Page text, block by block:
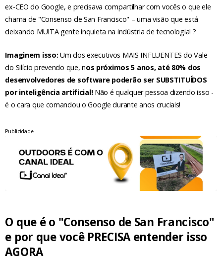
ex-CEO do Google, e precisava compartilhar com vocês o que ele
chama de "Consenso de San Francisco" – uma visão que está
deixando MUITA gente inquieta na indústria de tecnologia! ?
Imaginem isso:Um dos executivos MAIS INFLUENTES do Vale
do Silício prevendo que, nos próximos 5 anos, até 80% dos
desenvolvedores de software poderão ser SUBSTITUÍDOS
por inteligência artificial!Não é qualquer pessoa dizendo isso -
é o cara que comandou o Google durante anos cruciais!
Publicidade
O que é o "Consenso de San Francisco"
e por que você PRECISA entender isso
AGORA